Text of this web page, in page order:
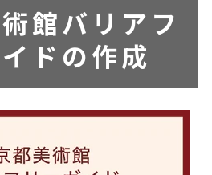
館バリアフ
ドの作成